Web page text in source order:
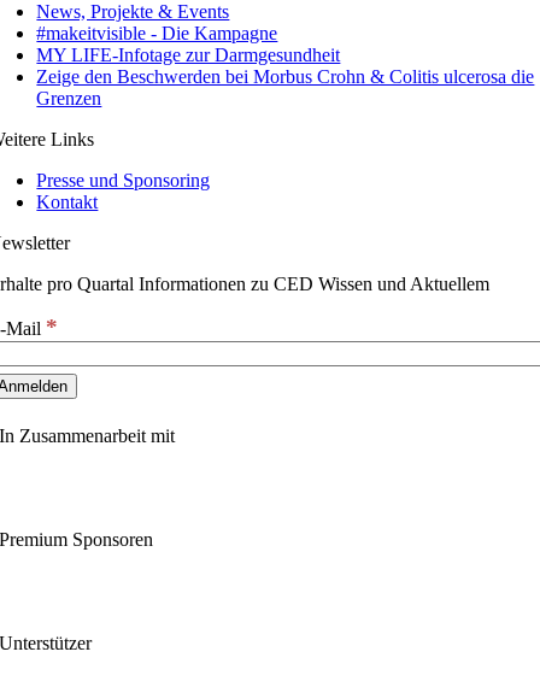
News, Projekte & Events
#makeitvisible - Die Kampagne
MY LIFE-Infotage zur Darmgesundheit
Zeige den Beschwerden bei Morbus Crohn & Colitis ulcerosa die
Grenzen
Links
Presse und Sponsoring
Kontakt
pro Quartal Informationen zu CED Wissen und Aktuellem
Mail *
In Zusammenarbeit mit
Premium Sponsoren
Unterstützer